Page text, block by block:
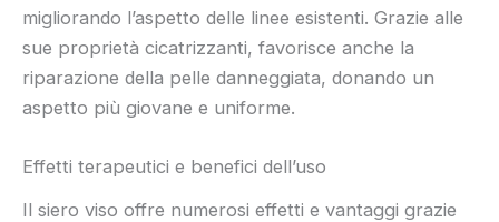
migliorando l’aspetto delle linee esistenti. Grazie alle
sue proprietà cicatrizzanti, favorisce anche la
riparazione della pelle danneggiata, donando un
aspetto più giovane e uniforme.
Effetti terapeutici e benefici dell’uso
Il siero viso offre numerosi effetti e vantaggi grazie